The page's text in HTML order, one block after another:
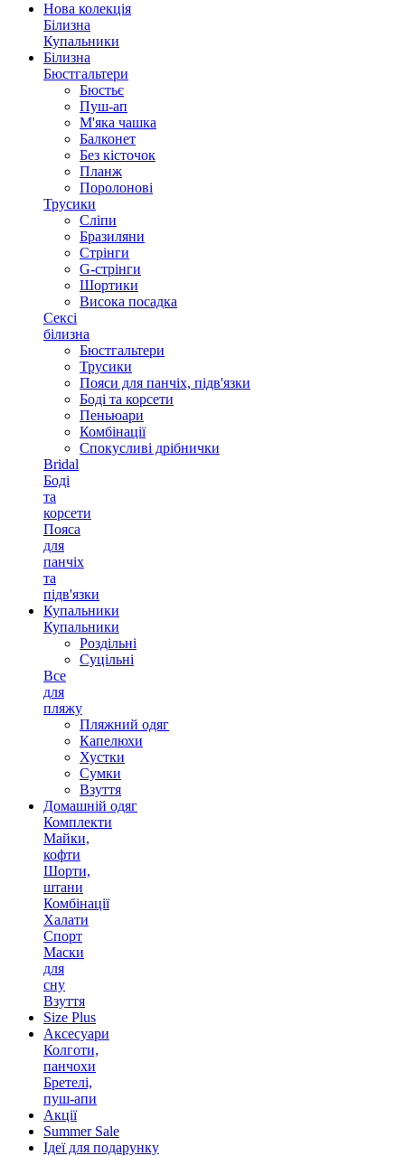
Нова колекція
Білизна
Купальники
Білизна
Бюстгальтери
Бюстьє
Пуш-ап
М'яка чашка
Балконет
Без кісточок
Планж
Поролонові
Трусики
Сліпи
Бразиляни
Стрінги
G-стрінги
Шортики
Висока посадка
Сексі
білизна
Бюстгальтери
Трусики
Пояси для панчіх, підв'язки
Боді та корсети
Пеньюари
Комбінації
Спокусливі дрібнички
Bridal
Боді
та
корсети
Пояса
для
панчіх
та
підв'язки
Купальники
Купальники
Роздільні
Суцільні
Все
для
пляжу
Пляжний одяг
Капелюхи
Хустки
Сумки
Взуття
Домашній одяг
Комплекти
Майки,
кофти
Шорти,
штани
Комбінації
Халати
Спорт
Маски
для
сну
Взуття
Size Plus
Аксесуари
Колготи,
панчохи
Бретелі,
пуш-апи
Акції
Summer Sale
Ідеї для подарунку